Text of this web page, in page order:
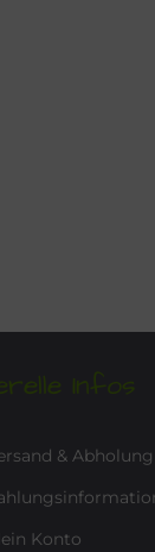
Infos
& Abholung
Konto